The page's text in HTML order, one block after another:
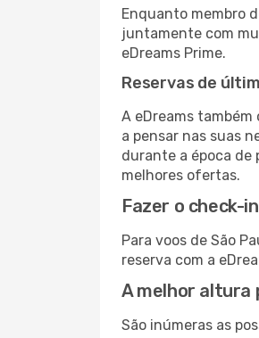
Enquanto membro
juntamente com
eDreams Prime.
Reservas de
A eDreams
a pensar nas suas
durante a época de
melhores ofertas.
Fazer o check-
Para voos de São
reserva com a
A melhor altura
São inúmeras as